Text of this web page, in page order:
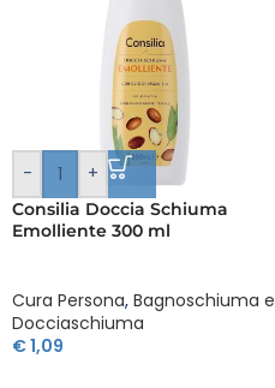
- +
Consilia Doccia Schiuma
Emolliente 300 ml
Cura Persona, Bagnoschiuma e
Docciaschiuma
€1,09